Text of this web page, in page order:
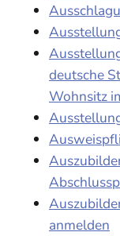
deutsche
Wohnsitz
anmelden